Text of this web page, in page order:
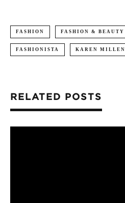
FASHION FASHION & BEAUTY
FASHIONISTA KAREN MILLEN
RELATED POSTS